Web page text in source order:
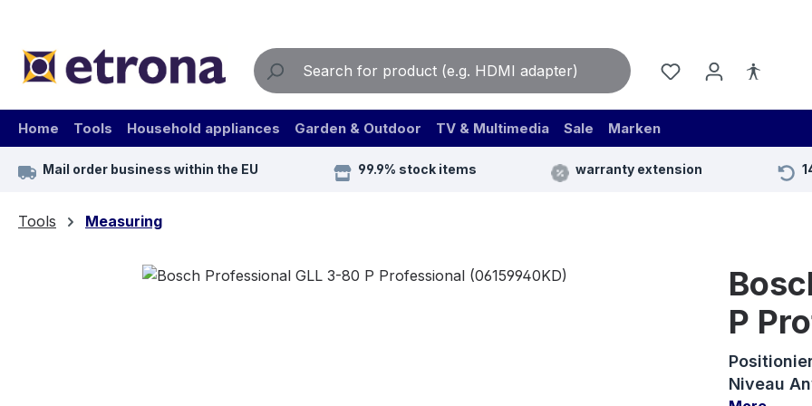
Home Tools Household appliances Garden & Outdoor TV & Multimedia Sale Marken
Mail order business within the EU 99.9% stock items warranty extension
Tools Measuring
P
Niveau